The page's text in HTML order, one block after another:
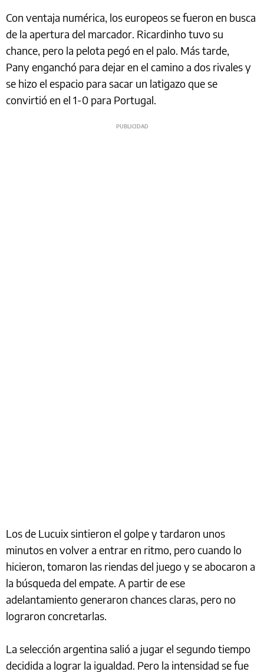
Con ventaja numérica, los europeos se fueron en busca
de la apertura del marcador. Ricardinho tuvo su
chance, pero la pelota pegó en el palo. Más tarde,
Pany enganchó para dejar en el camino a dos rivales y
se hizo el espacio para sacar un latigazo que se
convirtió en el 1-0 para Portugal.
Los de Lucuix sintieron el golpe y tardaron unos
minutos en volver a entrar en ritmo, pero cuando lo
hicieron, tomaron las riendas del juego y se abocaron a
la búsqueda del empate. A partir de ese
adelantamiento generaron chances claras, pero no
lograron concretarlas.
La selección argentina salió a jugar el segundo tiempo
decidida a lograr la igualdad. Pero la intensidad se fue